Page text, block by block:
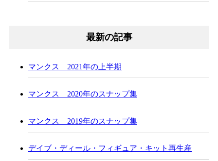
最新の記事
マンクス 2021年の上半期
マンクス 2020年のスナップ集
マンクス 2019年のスナップ集
デイブ・ディール・フィギュア・キット再生産